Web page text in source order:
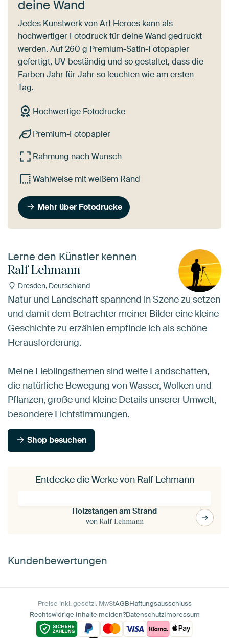
deine Wand
Jedes Kunstwerk von Art Heroes kann als
hochwertiger Fotodruck für deine Wand gedruckt
werden. Auf 260 g Premium-Satin-Fotopapier
gefertigt, UV-beständig und so gestaltet, dass die
Farben Jahr für Jahr so leuchten wie am ersten
Tag.
Hochwertige Fotodrucke
Premium-Fotopapier
Rahmung nach Wunsch
Wahlweise mit weißem Rand
Mehr über Fotodrucke
Lerne den Künstler kennen
Ralf Lehmann
Dresden, Deutschland
Natur und Landschaft spannend in Szene zu setzen
und damit dem Betrachter meiner Bilder eine kleine
Geschichte zu erzählen empfinde ich als schöne
Herausforderung.
Meine Lieblingsthemen sind weite Landschaften,
die natürliche Bewegung von Wasser, Wolken und
Pflanzen, große und kleine Details unserer Umwelt,
besondere Lichtstimmungen.
Shop besuchen
Entdecke die Werke von Ralf Lehmann
Holzstangen am Strand
von Ralf Lehmann
Kundenbewertungen
Preise inkl. gesetzl. MwStAGBHaftungsausschluss
Rechtswidrige Inhalte melden?DatenschutzImpressum